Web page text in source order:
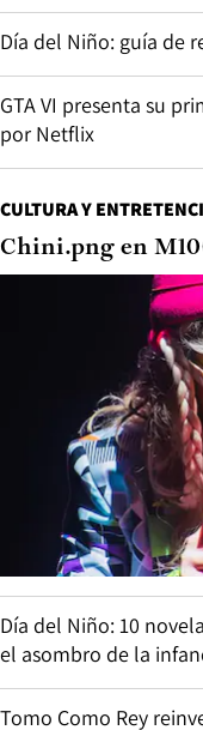
Día del Niño: guía de
GTA VI presenta su
por Netflix
CULTURA Y
Chini.png en
Día del Niño: 10
el asombro de la
Tomo Como Rey